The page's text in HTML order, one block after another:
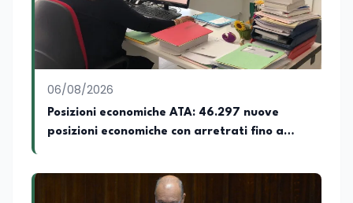
arricchiscono il profilo umano e
culturale. Spazia con disinvoltura tra
diverse tematiche, offrendo sempre il
proprio punto di vista con equilibrio,
sensibilità e spirito critico.
06/08/2026
Posizioni economiche ATA: 46.297 nuove
posizioni economiche con arretrati fino a